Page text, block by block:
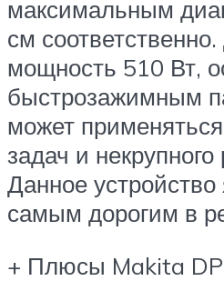
максимальным
см
мощность 510 Вт,
быстрозажимным
может
задач и некрупного
Данное устройство
самым дорогим в
+ Плюсы Makita